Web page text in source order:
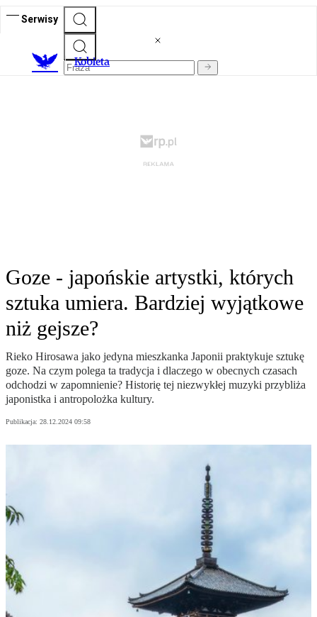
Serwisy
Kobieta
Goze - japońskie artystki, których
sztuka umiera. Bardziej wyjątkowe
niż gejsze?
Rieko Hirosawa jako jedyna mieszkanka Japonii praktykuje sztukę
goze. Na czym polega ta tradycja i dlaczego w obecnych czasach
odchodzi w zapomnienie? Historię tej niezwykłej muzyki przybliża
japonistka i antropolożka kultury.
Publikacja: 28.12.2024 09:58